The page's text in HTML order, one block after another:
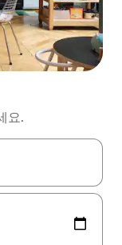
요.
나 터치 또는 스와이